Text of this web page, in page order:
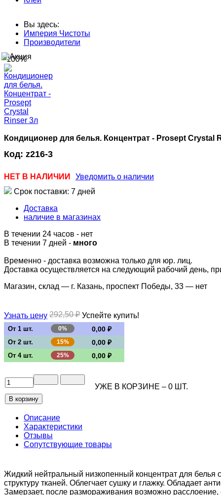
Вы здесь:
Империя Чистоты
Производители
-100%
Кондиционер для белья. Концентрат - Prosept Crystal
Код: z216-3
НЕТ В НАЛИЧИИ
Уведомить о наличии
Срок поставки: 7 дней
Доставка
наличие в магазинах
В течении 24 часов - нет
В течении 7 дней - много
Временно - доставка возможна только для юр. лиц.
Доставка осуществляется на следующий рабочий день,
Магазин, склад — г. Казань, проспект Победы, 33 — нет
Узнать цену 292,50 ₽ Успейте купить!
От 1 шт. 0% 0,00 ₽
От 2 шт. 15% 0,00 ₽
От 4 шт. 25% 0,00 ₽
УЖЕ В КОРЗИНЕ – 0 ШТ.
Описание
Характеристики
Отзывы
Сопутствующие товары
Жидкий нейтральный низкопенный концентрат для
структуру тканей. Облегчает сушку и глажку. Обладает
Замерзает, после размораживания возможно